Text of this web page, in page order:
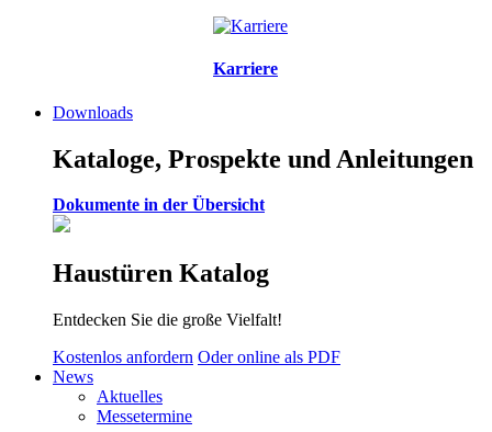
Karriere
Downloads
Kataloge, Prospekte und Anleitungen
Dokumente in der Übersicht
Haustüren Katalog
Entdecken Sie die große Vielfalt!
Kostenlos anfordern Oder online als PDF
News
Aktuelles
Messetermine